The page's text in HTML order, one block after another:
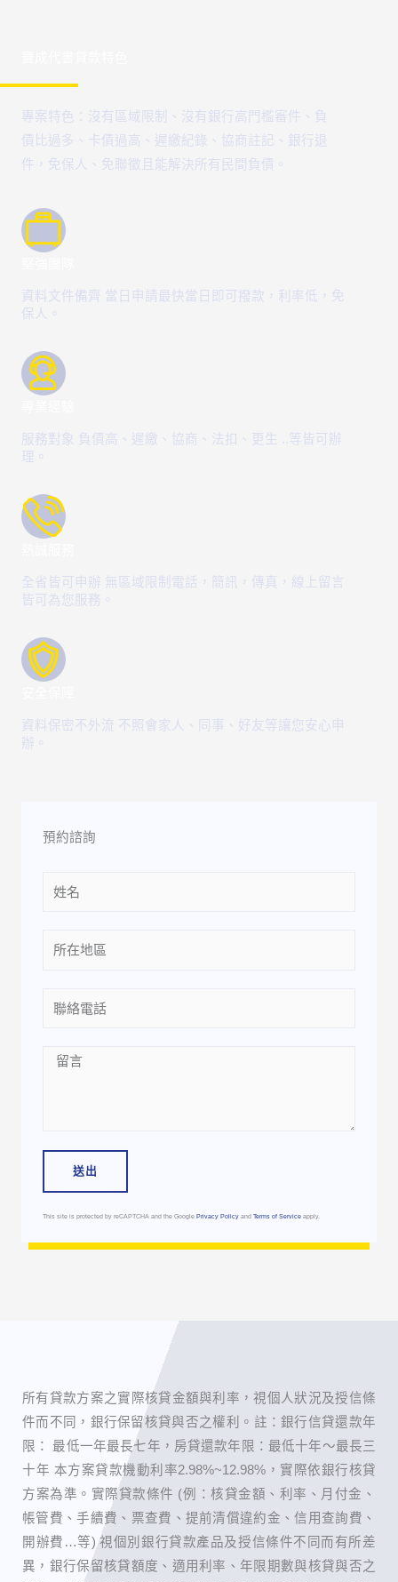
專案特色：沒有區域限制、沒有銀行高門檻審件、負
債比過多、卡債過高、遲繳紀錄、協商註記、銀行退
件，免保人、免聯徵且能解決所有民間負債。
資料文件備齊 當日申請最快當日即可撥款，利率低，免
保人。
服務對象 負債高、遲繳、協商、法扣、更生 ..等皆可辦
理。
全省皆可申辦 無區域限制電話，簡訊，傳真，線上留言
皆可為您服務。
資料保密不外流 不照會家人、同事、好友等讓您安心申
辦。
預約諮詢
Name
Location
Phone
Message
送出
This site is protected by reCAPTCHA and the Google Privacy Policy and Terms of Service apply.
所有貸款方案之實際核貸金額與利率，視個人狀況及授信條
件而不同，銀行保留核貸與否之權利。 ​註：銀行信貸還款年
限： 最低一年最長七年，房貸還款年限：最低十年～最長三
十年 本方案貸款機動利率2.98%~12.98%，實際依銀行核貸
方案為準。實際貸款條件 (例：核貸金額、利率、月付金、
帳管費、手續費、票查費、提前清償違約金、信用查詢費、
開辦費…等) 視個別銀行貸款產品及授信條件不同而有所差
異，銀行保留核貸額度、適用利率、年限期數與核貸與否之